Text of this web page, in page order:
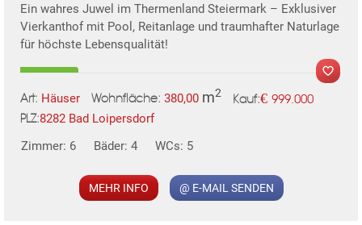
Ein wahres Juwel im Thermenland Steiermark – Exklusiver
Vierkanthof mit Pool, Reitanlage und traumhafter Naturlage
für höchste Lebensqualität!
Art: Häuser Wohnfläche: 380,00 m2 Kauf:€ 999.000
PLZ:8282 Bad Loipersdorf
Zimmer: 6
Bäder: 4 WCs: 5
MEHR INFO @ E-MAIL SENDEN